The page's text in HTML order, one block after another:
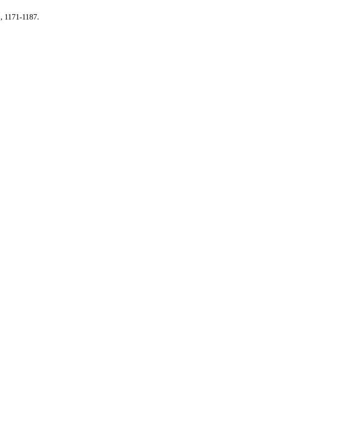
, 1171-1187.